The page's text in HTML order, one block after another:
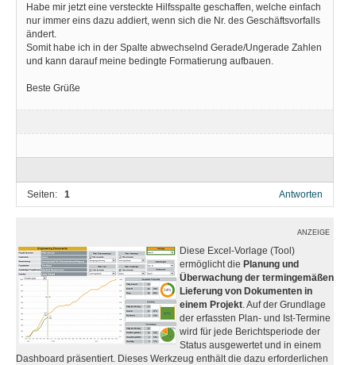
Habe mir jetzt eine versteckte Hilfsspalte geschaffen, welche einfach
nur immer eins dazu addiert, wenn sich die Nr. des Geschäftsvorfalls
ändert.
Somit habe ich in der Spalte abwechselnd Gerade/Ungerade Zahlen
und kann darauf meine bedingte Formatierung aufbauen.
Beste Grüße
Seiten: 1 Antworten
ANZEIGE
Diese Excel-Vorlage (Tool)
ermöglicht die Planung und
Überwachung der termingemäßen
Lieferung von Dokumenten in
einem Projekt . Auf der Grundlage
der erfassten Plan- und Ist-Termine
wird für jede Berichtsperiode der
Status ausgewertet und in einem
Dashboard präsentiert. Dieses Werkzeug enthält die dazu erforderlichen